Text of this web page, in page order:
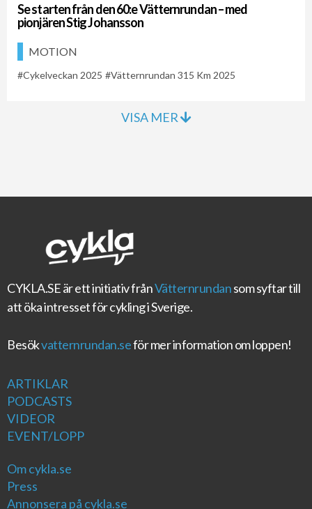
Se starten från den 60:e Vätternrundan – med
pionjären Stig Johansson
MOTION
Cykelveckan 2025 Vätternrundan 315 Km 2025
VISA MER
CYKLA.SEär ett initiativ frånVätternrundansom syftar till
att öka intresset för cykling i Sverige.
Besökvatternrundan.seför mer information om loppen!
ARTIKLAR
PODCASTS
VIDEOR
EVENT/LOPP
Om cykla.se
Press
Annonsera på cykla.se